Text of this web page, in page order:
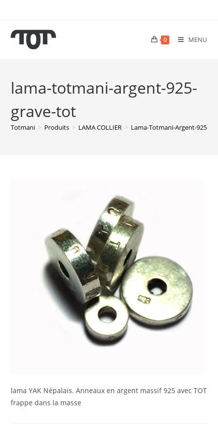
0 MENU
lama-totmani-argent-925-
grave-tot
Totmani > Produits > LAMA COLLIER > Lama-Totmani-Argent-925-
lama YAK Népalais. Anneaux en argent massif 925 avec TOT
frappe dans la masse